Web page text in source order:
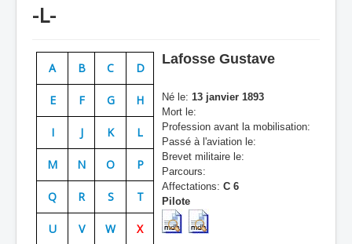
Chronologie
Escadrilles
Organisation
Avions
Personnels
Doctrines
Batailles
Les As
-L-
A B C D
E F G H
I J K L
M N O P
Q R S T
U V W X
Lafosse Gustave
Né le: 13 janvier 1893
Mort le:
Profession avant la mobilisation:
Passé à l'aviation le:
Brevet militaire le:
Parcours:
Affectations: C 6
Pilote